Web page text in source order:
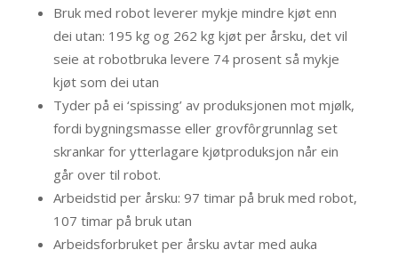
Bruk med robot leverer mykje mindre kjøt enn
dei utan: 195 kg og 262 kg kjøt per årsku, det vil
seie at robotbruka levere 74 prosent så mykje
kjøt som dei utan
Tyder på ei ‘spissing’ av produksjonen mot mjølk,
fordi bygningsmasse eller grovfôrgrunnlag set
skrankar for ytterlagare kjøtproduksjon når ein
går over til robot.
Arbeidstid per årsku: 97 timar på bruk med robot,
107 timar på bruk utan
Arbeidsforbruket per årsku avtar med auka